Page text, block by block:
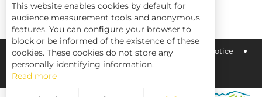
Perpignan
Pays Haut Languedoc et Vignobles Legal notice
This website enables cookies by default for
audience measurement tools and anonymous
features. You can configure your browser to
block or be informed of the existence of these
cookies. These cookies do not store any
personally identifying information.
Read more